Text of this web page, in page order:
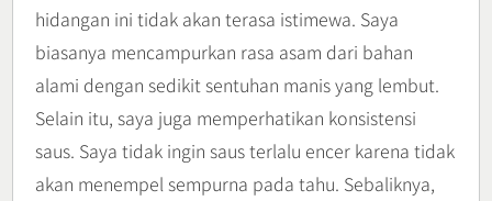
hidangan ini tidak akan terasa istimewa. Saya
biasanya mencampurkan rasa asam dari bahan
alami dengan sedikit sentuhan manis yang lembut.
Selain itu, saya juga memperhatikan konsistensi
saus. Saya tidak ingin saus terlalu encer karena tidak
akan menempel sempurna pada tahu. Sebaliknya,